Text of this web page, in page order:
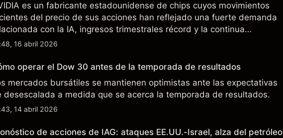
es un fabricante estadounidense de chips cuyos movimientos
del precio de sus acciones han reflejado una fuerte demanda
con la IA, ingresos trimestrales récord y la continua
en torno a los controles de exportación de EE.UU. que
16 abril 2026
operar el Dow 30 antes de la temporada de resultados
mercados bursátiles se mantienen optimistas ante las expectativas
desescalada a medida que se acerca la temporada de resultados.
14 abril 2026
de acciones de IAG: ataques EE.UU.-Israel, alza del petróleo